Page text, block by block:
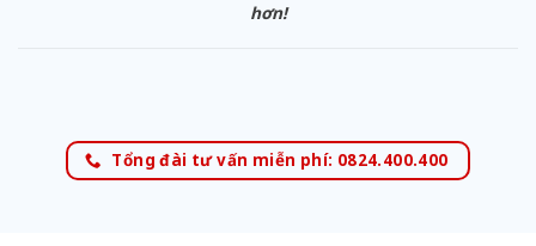
hơn!
Tổng đài tư vấn miễn phí: 0824.400.400